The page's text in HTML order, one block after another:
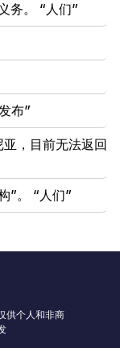
务。 “人们”
布”
，目前无法返回
”。 “人们”
供个人和非商